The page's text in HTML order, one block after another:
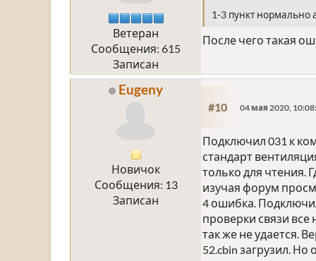
Ветеран
Сообщения: 615
Записан
1-3 пункт нормально
После чего такая
Eugeny
Новичок
Сообщения: 13
Записан
#10 04 мая 2020,
Подключил 031 к
стандарт
только для чтения.
изучая форум
4 ошибка.
проверки связи
так же не удается.
52.cbin загрузил.